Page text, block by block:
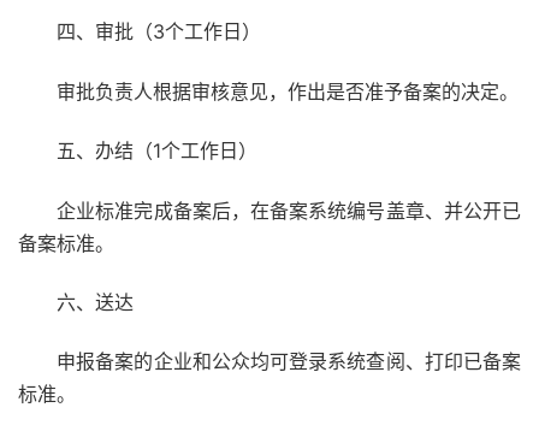
四、审批（3个工作日）
审批负责人根据审核意见，作出是否准予备案的决定。
五、办结（1个工作日）
企业标准完成备案后，在备案系统编号盖章、并公开已
备案标准。
六、送达
申报备案的企业和公众均可登录系统查阅、打印已备案
标准。